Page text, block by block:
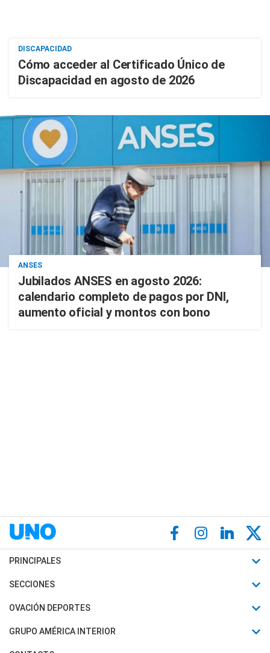
DISCAPACIDAD
Cómo acceder al Certificado Único de
Discapacidad en agosto de 2026
ANSES
Jubilados ANSES en agosto 2026:
calendario completo de pagos por DNI,
aumento oficial y montos con bono
PRINCIPALES
Últimas Noticias
Política
SECCIONES
Horóscopo
Motores
OVACIÓN DEPORTES
Fútbol
Mundial
GRUPO AMÉRICA INTERIOR